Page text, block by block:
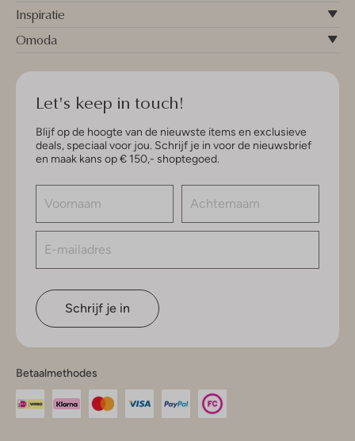
Inspiratie
Omoda
Let's keep in touch!
Blijf op de hoogte van de nieuwste items en exclusieve
deals, speciaal voor jou. Schrijf je in voor de nieuwsbrief
en maak kans op € 150,- shoptegoed.
Schrijf je in
Betaalmethodes